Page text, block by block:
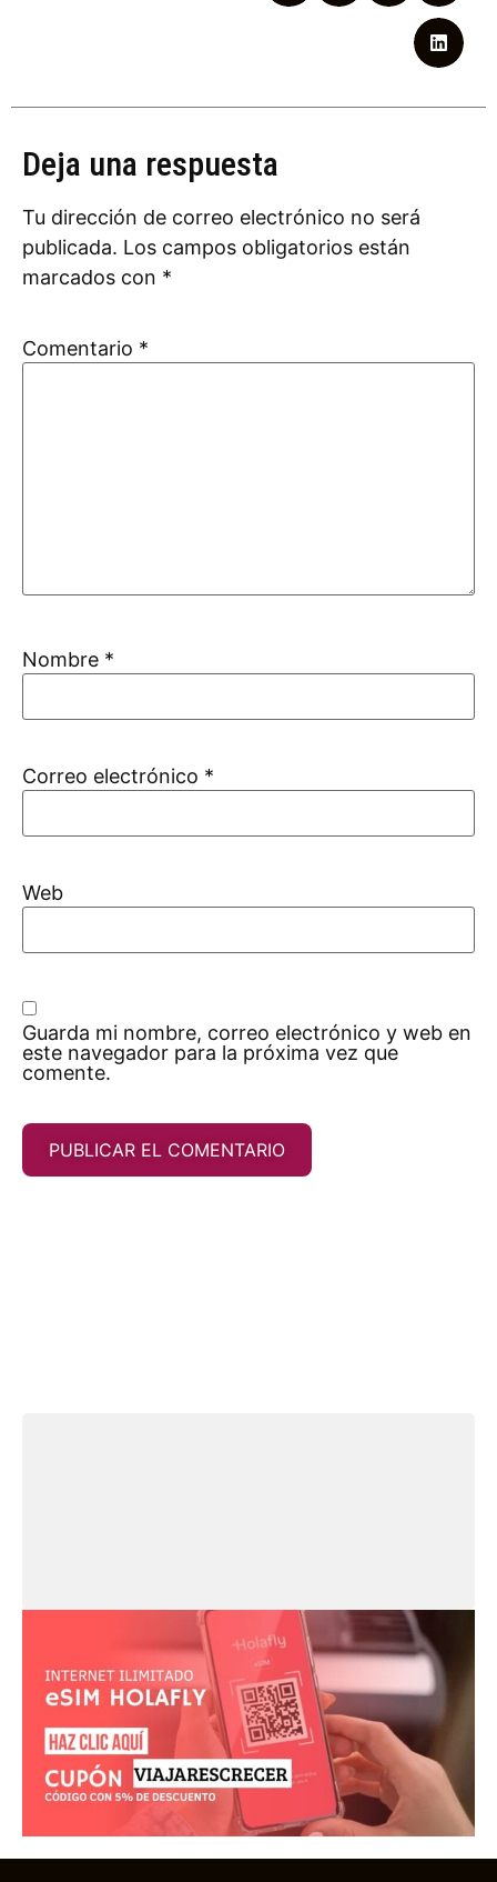
Deja una respuesta
Tu dirección de correo electrónico no será
publicada. Los campos obligatorios están
marcados con *
Comentario *
Nombre *
Correo electrónico *
Web
Guarda mi nombre, correo electrónico y web en
este navegador para la próxima vez que
comente.